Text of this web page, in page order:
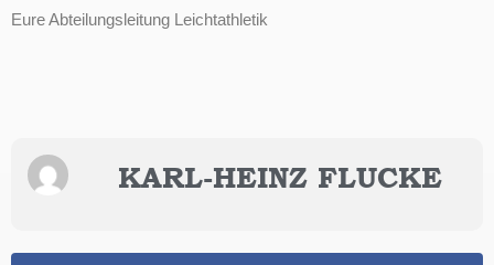
Eure Abteilungsleitung Leichtathletik
KARL-HEINZ FLUCKE